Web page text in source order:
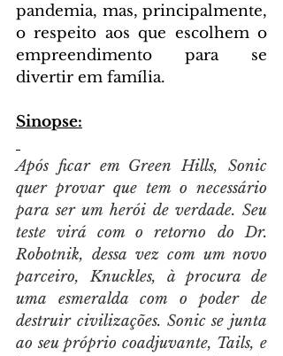
pandemia, mas, principalmente,
o respeito aos que escolhem o
empreendimento para se
divertir em família.
Sinopse:
Após ficar em Green Hills, Sonic
quer provar que tem o necessário
para ser um herói de verdade. Seu
teste virá com o retorno do Dr.
Robotnik, dessa vez com um novo
parceiro, Knuckles, à procura de
uma esmeralda com o poder de
destruir civilizações. Sonic se junta
ao seu próprio coadjuvante, Tails, e